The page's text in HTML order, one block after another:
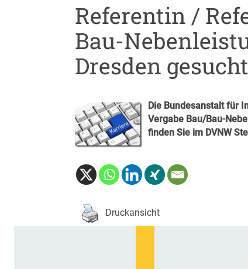
Referentin /
Bau-
Dresden gesucht
Die Bundesanstalt für
Vergabe Bau/​Bau-
finden Sie im DVNW
Druckansicht